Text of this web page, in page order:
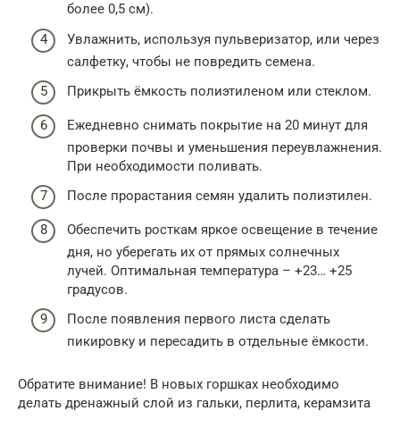
более 0,5 см).
Увлажнить, используя пульверизатор, или через
салфетку, чтобы не повредить семена.
Прикрыть ёмкость полиэтиленом или стеклом.
Ежедневно снимать покрытие на 20 минут для
проверки почвы и уменьшения переувлажнения.
При необходимости поливать.
После прорастания семян удалить полиэтилен.
Обеспечить росткам яркое освещение в течение
дня, но уберегать их от прямых солнечных
лучей. Оптимальная температура – +23… +25
градусов.
После появления первого листа сделать
пикировку и пересадить в отдельные ёмкости.
Обратите внимание! В новых горшках необходимо
делать дренажный слой из гальки, перлита, керамзита